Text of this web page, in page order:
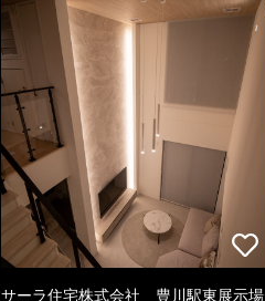
サーラ住宅株式会社 豊川駅東展示場